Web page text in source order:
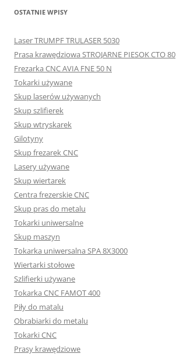
OSTATNIE WPISY
Laser TRUMPF TRULASER 5030
Prasa krawędziowa STROJARNE PIESOK CTO 80
Frezarka CNC AVIA FNE 50 N
Tokarki używane
Skup laserów używanych
Skup szlifierek
Skup wtryskarek
Gilotyny
Skup frezarek CNC
Lasery używane
Skup wiertarek
Centra frezerskie CNC
Skup pras do metalu
Tokarki uniwersalne
Skup maszyn
Tokarka uniwersalna SPA 8X3000
Wiertarki stołowe
Szlifierki używane
Tokarka CNC FAMOT 400
Piły do matalu
Obrabiarki do metalu
Tokarki CNC
Prasy krawędziowe